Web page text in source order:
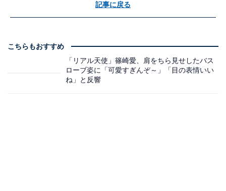
記事に戻る
こちらもおすすめ
「リアル天使」篠崎愛、肩をちら見せしたバス
ローブ姿に「可愛すぎんぞ～」「目の表情いい
ね」と反響